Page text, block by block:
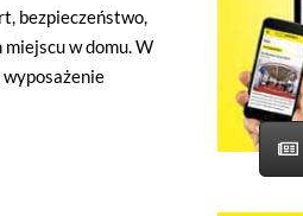
bezpieczeństwo,
w domu. W
wyposażenie